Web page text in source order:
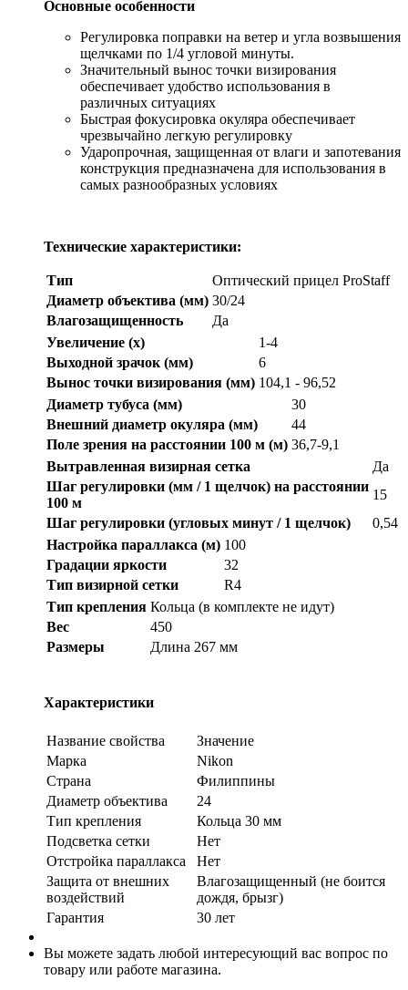
Основные особенности
Регулировка поправки на ветер и угла возвышения
щелчками по 1/4 угловой минуты.
Значительный вынос точки визирования
обеспечивает удобство использования в
различных ситуациях
Быстрая фокусировка окуляра обеспечивает
чрезвычайно легкую регулировку
Ударопрочная, защищенная от влаги и запотевания
конструкция предназначена для использования в
самых разнообразных условиях
Технические характеристики:
Тип
Оптический прицел ProStaff
Диаметр объектива (мм) 30/24
Влагозащищенность
Да
Увеличение (x)
1-4
Выходной зрачок (мм)
6
Вынос точки визирования (мм) 104,1 - 96,52
Диаметр тубуса (мм)
30
Внешний диаметр окуляра (мм)
44
Поле зрения на расстоянии 100 м (м) 36,7-9,1
Вытравленная визирная сетка
Да
Шаг регулировки (мм / 1 щелчок) на расстоянии
100 м
15
Шаг регулировки (угловых минут / 1 щелчок)
0,54
Настройка параллакса (м) 100
Градации яркости
32
Тип визирной сетки
R4
Тип крепления Кольца (в комплекте не идут)
Вес
450
Размеры
Длина 267 мм
Характеристики
Название свойства
Значение
Марка
Nikon
Страна
Филиппины
Диаметр объектива
24
Тип крепления
Кольца 30 мм
Подсветка сетки
Нет
Отстройка параллакса
Нет
Защита от внешних
воздействий
Влагозащищенный (не боится
дождя, брызг)
Гарантия
30 лет
Вы можете задать любой интересующий вас вопрос по
товару или работе магазина.